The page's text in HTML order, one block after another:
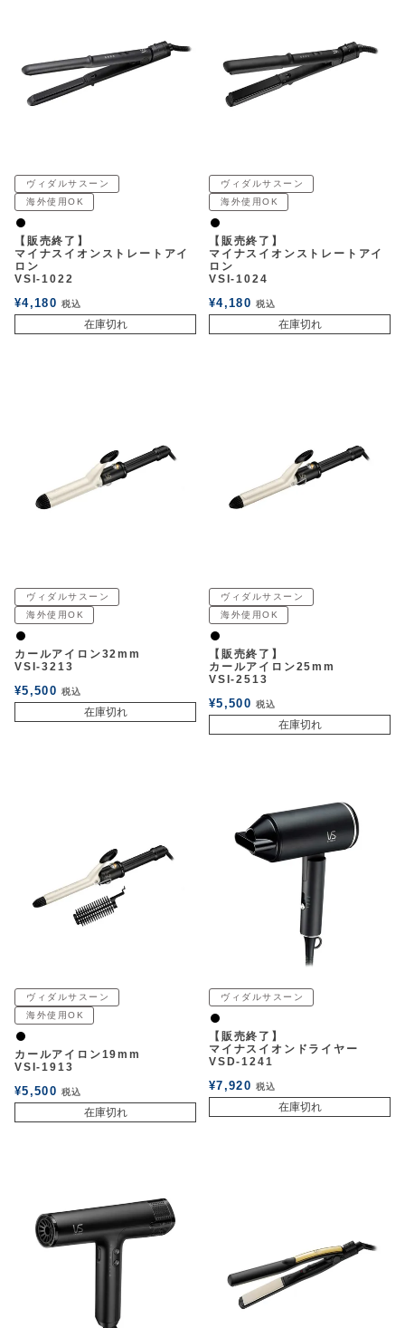
ヴィダルサスーン
海外使用OK
黒
【販売終了】
マイナスイオンストレートアイ
ロン
VSI-1022
¥4,180 税込
在庫切れ
ヴィダルサスーン
海外使用OK
黒
【販売終了】
マイナスイオンストレートアイ
ロン
VSI-1024
¥4,180 税込
在庫切れ
ヴィダルサスーン
海外使用OK
黒
カールアイロン32mm
VSI-3213
¥5,500 税込
在庫切れ
ヴィダルサスーン
海外使用OK
黒
【販売終了】
カールアイロン25mm
VSI-2513
¥5,500 税込
在庫切れ
ヴィダルサスーン
海外使用OK
黒
カールアイロン19mm
VSI-1913
¥5,500 税込
在庫切れ
ヴィダルサスーン
黒
【販売終了】
マイナスイオンドライヤー
VSD-1241
¥7,920 税込
在庫切れ